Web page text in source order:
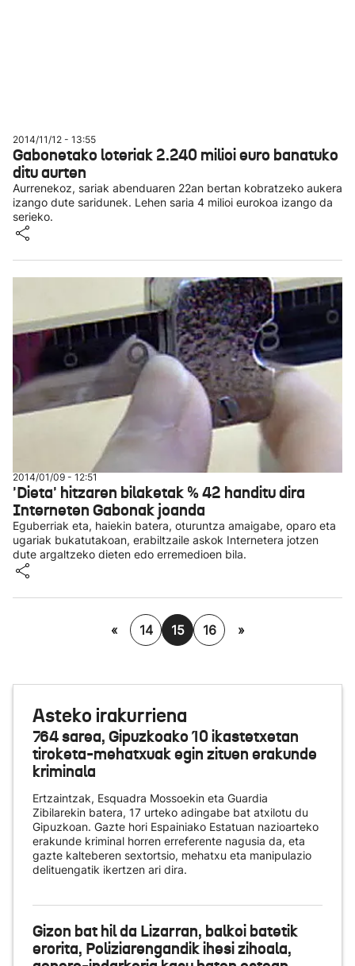
2014/11/12 - 13:55
Gabonetako loteriak 2.240 milioi euro banatuko
ditu aurten
Aurrenekoz, sariak abenduaren 22an bertan kobratzeko aukera
izango dute saridunek. Lehen saria 4 milioi eurokoa izango da
serieko.
2014/01/09 - 12:51
'Dieta' hitzaren bilaketak % 42 handitu dira
Interneten Gabonak joanda
Eguberriak eta, haiekin batera, oturuntza amaigabe, oparo eta
ugariak bukatutakoan, erabiltzaile askok Internetera jotzen
dute argaltzeko dieten edo erremedioen bila.
« 14 15 16 »
Asteko irakurriena
764 sarea, Gipuzkoako 10 ikastetxetan
tiroketa-mehatxuak egin zituen erakunde
kriminala
Ertzaintzak, Esquadra Mossoekin eta Guardia
Zibilarekin batera, 17 urteko adingabe bat atxilotu du
Gipuzkoan. Gazte hori Espainiako Estatuan nazioarteko
erakunde kriminal horren erreferente nagusia da, eta
gazte kalteberen sextortsio, mehatxu eta manipulazio
delituengatik ikertzen ari dira.
Gizon bat hil da Lizarran, balkoi batetik
erorita, Poliziarengandik ihesi zihoala,